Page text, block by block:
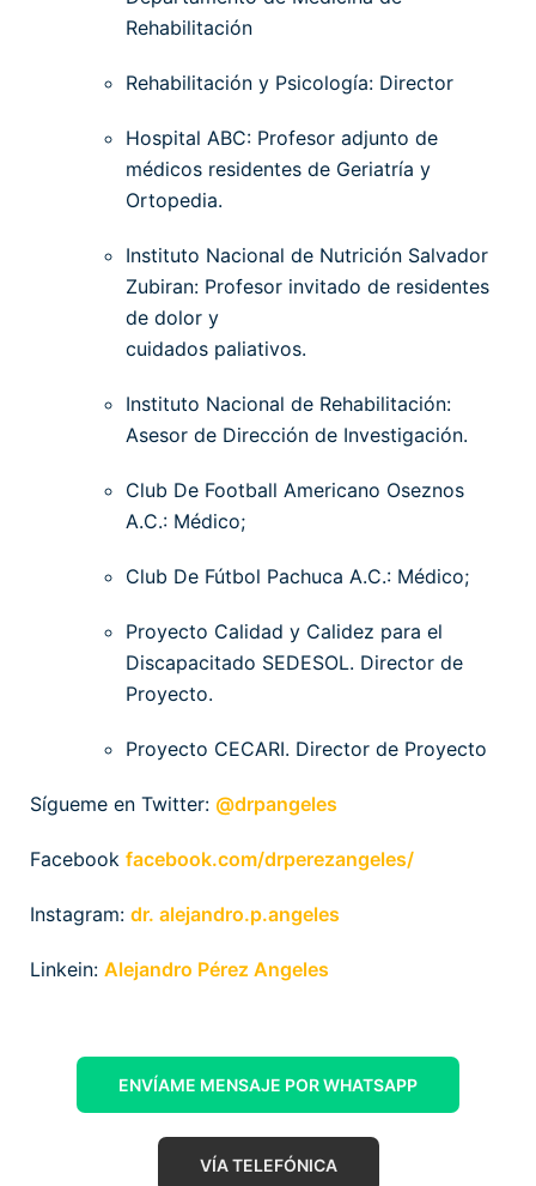
Rehabilitación
Rehabilitación y Psicología: Director
Hospital ABC: Profesor adjunto de
médicos residentes de Geriatría y
Ortopedia.
Instituto Nacional de Nutrición Salvador
Zubiran: Profesor invitado de residentes
de dolor y
cuidados paliativos.
Instituto Nacional de Rehabilitación:
Asesor de Dirección de Investigación.
Club De Football Americano Oseznos
A.C.: Médico;
Club De Fútbol Pachuca A.C.: Médico;
Proyecto Calidad y Calidez para el
Discapacitado SEDESOL. Director de
Proyecto.
Proyecto CECARI. Director de Proyecto
Sígueme en Twitter: @drpangeles
Facebook facebook.com/drperezangeles/
Instagram: dr. alejandro.p.angeles
Linkein: Alejandro Pérez Angeles
ENVÍAME MENSAJE POR WHATSAPP
VÍA TELEFÓNICA